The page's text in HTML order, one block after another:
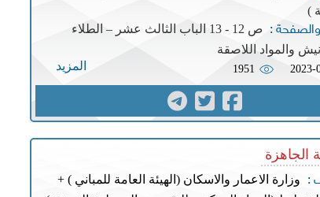
)
والصفحة :
ص 12 - 13 الباب الثالث عشر – الطلاء
والمواد اللاصقة
2023-
1951 المزيد
الجاهزة
:
وزارة الاعمار والاسكان (الهيئة العامة للمباني ) +